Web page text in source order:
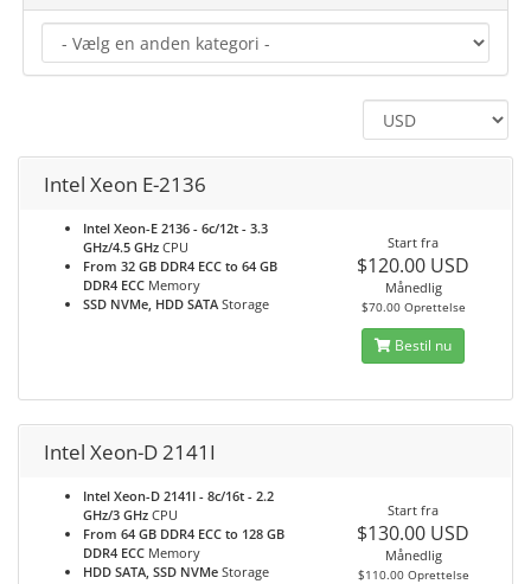
Intel Xeon E-2136
Intel Xeon-E 2136 - 6c/12t - 3.3
GHz/4.5 GHz CPU
From 32 GB DDR4 ECC to 64 GB
DDR4 ECC Memory
SSD NVMe, HDD SATA Storage
Start fra
$120.00 USD
Månedlig
$70.00 Oprettelse
Bestil nu
Intel Xeon-D 2141I
Intel Xeon-D 2141I - 8c/16t - 2.2
GHz/3 GHz CPU
From 64 GB DDR4 ECC to 128 GB
DDR4 ECC Memory
HDD SATA, SSD NVMe Storage
Start fra
$130.00 USD
Månedlig
$110.00 Oprettelse